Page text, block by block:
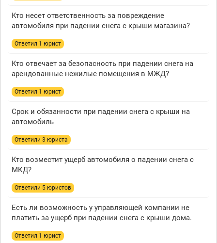
Кто несет ответственность за повреждение
автомобиля при падении снега с крыши магазина?
Ответил 1 юрист
Кто отвечает за безопасность при падении снега на
арендованные нежилые помещения в МЖД?
Ответил 1 юрист
Срок и обязанности при падении снега с крыши на
автомобиль
Ответили 3 юристa
Кто возместит ущерб автомобиля о падении снега с
МКД?
Ответили 5 юристов
Есть ли возможность у управляющей компании не
платить за ущерб при падении снега с крыши дома.
Ответил 1 юрист